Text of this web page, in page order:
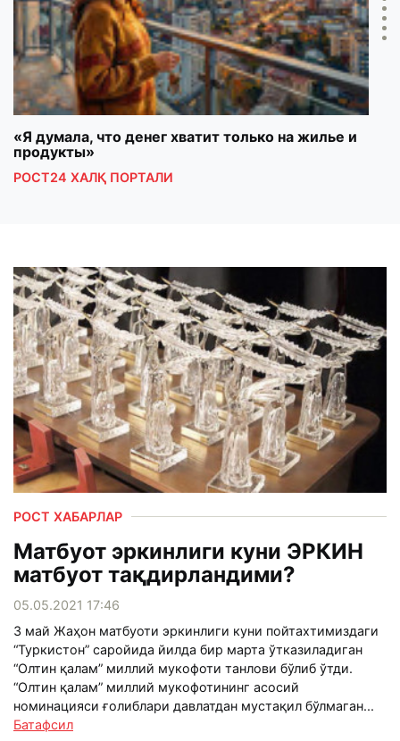
«Я думала, что денег хватит только на жилье и
продукты»
РОСТ24 ХАЛҚ ПОРТАЛИ
РОСТ ХАБАРЛАР
Матбуот эркинлиги куни ЭРКИН
матбуот тақдирландими?
05.05.2021 17:46
3 май Жаҳон матбуоти эркинлиги куни пойтахтимиздаги
“Туркистон” саройида йилда бир марта ўтказиладиган
“Олтин қалам” миллий мукофоти танлови бўлиб ўтди.
“Олтин қалам” миллий мукофотининг асосий
номинацияси ғолиблари давлатдан мустақил бўлмаган...
Батафсил